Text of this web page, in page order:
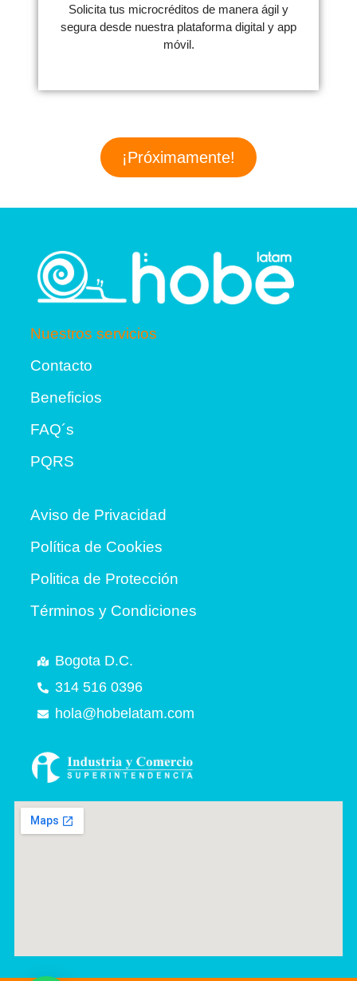
Solicita tus microcréditos de manera ágil y
segura desde nuestra plataforma digital y app
móvil.
¡Próximamente!
Nuestros servicios
Contacto
Beneficios
FAQ´s
PQRS
Aviso de Privacidad
Política de Cookies
Politica de Protección
Términos y Condiciones
Bogota D.C.
314 516 0396
hola@hobelatam.com